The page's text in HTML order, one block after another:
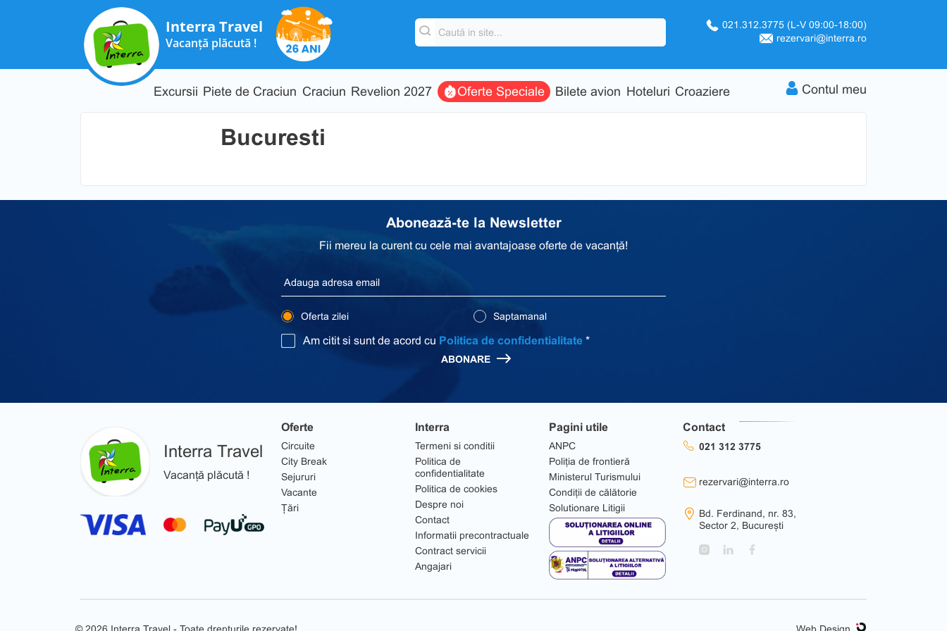
Interra Travel
Vacanță plăcută !
021.312.3775 (L-V 09:00-18:00)
rezervari@interra.ro
Excursii Piete de Craciun Craciun Revelion 2027 Oferte Speciale Bilete avion Hoteluri Croaziere Contul meu
Bucuresti
Abonează-te la Newsletter
Fii mereu la curent cu cele mai avantajoase oferte de vacanță!
Oferta zilei Saptamanal
Am citit si sunt de acord cu Politica de confidentialitate *
ABONARE
Interra Travel
Vacanță plăcută !
Oferte
Circuite
City Break
Sejururi
Vacante
Țări
Interra
Termeni si conditii
Politica de
confidentialitate
Politica de cookies
Despre noi
Contact
Informatii precontractuale
Contract servicii
Angajari
Pagini utile
ANPC
Poliția de frontieră
Ministerul Turismului
Condiții de călătorie
Solutionare Litigii
Contact
021 312 3775
rezervari@interra.ro
Bd. Ferdinand, nr. 83,
Sector 2, București